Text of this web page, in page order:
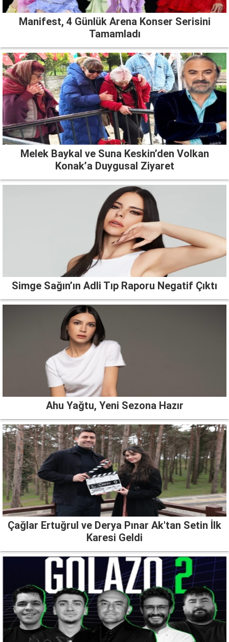
Manifest, 4 Günlük Arena Konser Serisini
Tamamladı
Melek Baykal ve Suna Keskin’den Volkan
Konak’a Duygusal Ziyaret
Simge Sağın’ın Adli Tıp Raporu Negatif Çıktı
Ahu Yağtu, Yeni Sezona Hazır
Çağlar Ertuğrul ve Derya Pınar Ak'tan Setin İlk
Karesi Geldi